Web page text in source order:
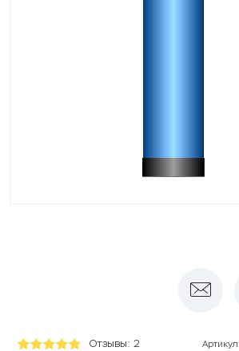
Отзывы: 2 Артикул